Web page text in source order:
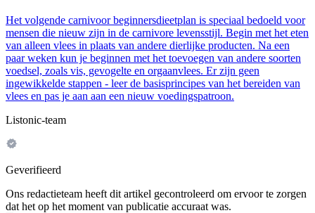
Het volgende carnivoor beginnersdieetplan is speciaal bedoeld voor
mensen die nieuw zijn in de carnivore levensstijl. Begin met het eten
van alleen vlees in plaats van andere dierlijke producten. Na een
paar weken kun je beginnen met het toevoegen van andere soorten
voedsel, zoals vis, gevogelte en orgaanvlees. Er zijn geen
ingewikkelde stappen - leer de basisprincipes van het bereiden van
vlees en pas je aan aan een nieuw voedingspatroon.
Listonic-team
Geverifieerd
Ons redactieteam heeft dit artikel gecontroleerd om ervoor te zorgen
dat het op het moment van publicatie accuraat was.